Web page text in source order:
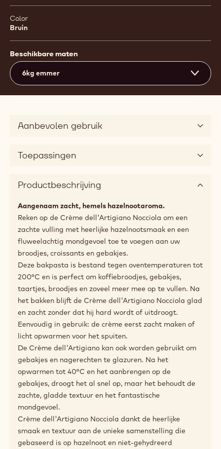
Color
Bruin
Beschikbare maten
6kg emmer
Aanbevolen gebruik
Toepassingen
Productbeschrijving
Aangenaam zacht, hemels hazelnootaroma.
Reken op de Crème dell'Artigiano Nocciola om een
zachte vulling met heerlijke hazelnootsmaak en een
fluweelachtig mondgevoel toe te voegen aan uw
broodjes, croissants en gebakjes.
Deze bakpasta is bestand tegen oventemperaturen tot
200°C en is perfect om koffiebroodjes, gebakjes,
taartjes, broodjes en zoveel meer mee op te vullen. Na
het bakken blijft de Crème dell'Artigiano Nocciola glad
en zacht zonder dat hij hard wordt of uitdroogt.
Eenvoudig in gebruik: de crème eerst zacht maken of
licht opwarmen voor het spuiten.
De Crème dell'Artigiano kan ook worden gebruikt om
gebakjes en nagerechten te glazuren. Na het
opwarmen tot 40°C en het aanbrengen op de
gebakjes, droogt het al snel op, maar het behoudt de
zachte, gladde textuur en het fantastische
mondgevoel.
Crème dell'Artigiano Nocciola dankt de heerlijke
smaak en textuur aan de unieke samenstelling die
gebaseerd is op hazelnoot en niet-gehydreerd